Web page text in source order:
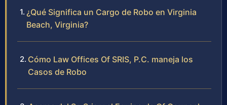
¿Qué Significa un Cargo de Robo en Virginia
Beach, Virginia?
Cómo Law Offices Of SRIS, P.C. maneja los
Casos de Robo